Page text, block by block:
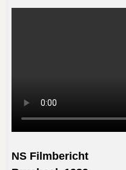
NS Filmbericht